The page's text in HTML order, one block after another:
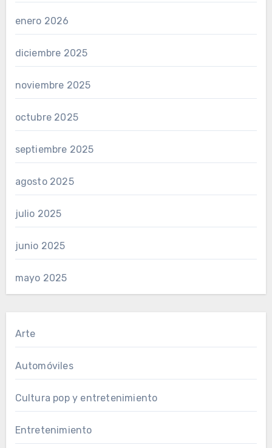
enero 2026
diciembre 2025
noviembre 2025
octubre 2025
septiembre 2025
agosto 2025
julio 2025
junio 2025
mayo 2025
Arte
Automóviles
Cultura pop y entretenimiento
Entretenimiento